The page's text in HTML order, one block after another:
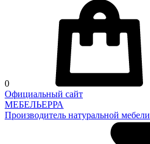
0
Официальный сайт
МЕБЕЛЬЕРРА
Производитель натуральной мебели